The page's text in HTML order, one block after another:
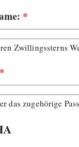
*
Zwillingssterns
*
das zugehörige